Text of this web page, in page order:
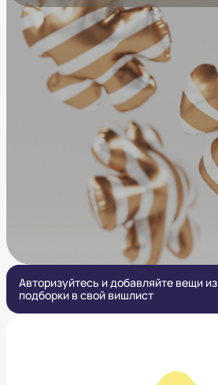
Авторизуйтесь и добавляйте вещи из
подборки в свой вишлист